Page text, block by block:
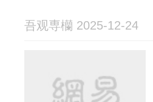
吾观専欗 2025-12-24